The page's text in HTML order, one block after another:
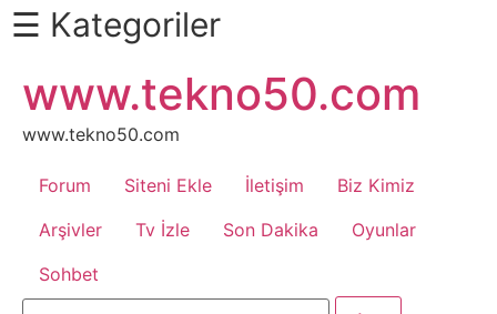
Daha
Fazlası
İçin
Kaydır
Android
Apk
☰ Kategoriler
atla
www.tekno50.com
www.tekno50.com
Forum Siteni Ekle İletişim
Biz Kimiz
Arşivler
Tv İzle Son Dakika
Oyunlar
Sohbet